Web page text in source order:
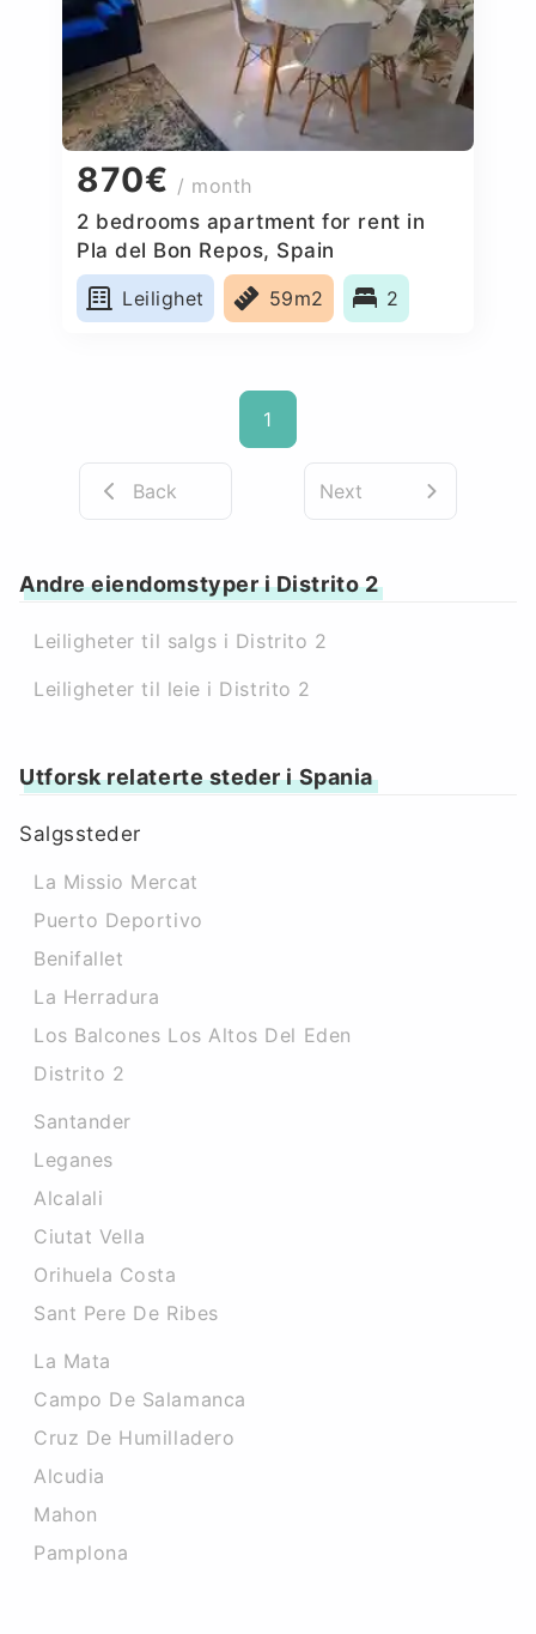
870€ / month
2 bedrooms apartment for rent in
Pla del Bon Repos, Spain
Leilighet
59m2 2
1
Back Next
Andre eiendomstyper i Distrito 2
Leiligheter til salgs i Distrito 2
Leiligheter til leie i Distrito 2
Utforsk relaterte steder i Spania
Salgssteder
La Missio Mercat
Puerto Deportivo
Benifallet
La Herradura
Los Balcones Los Altos Del Eden
Distrito 2
Santander
Leganes
Alcalali
Ciutat Vella
Orihuela Costa
Sant Pere De Ribes
La Mata
Campo De Salamanca
Cruz De Humilladero
Alcudia
Mahon
Pamplona